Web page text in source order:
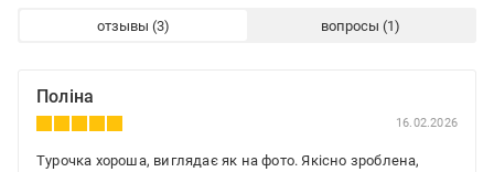
отзывы вопросы
Поліна
16.02.2026
Турочка хороша, виглядає як на фото. Якісно зроблена,